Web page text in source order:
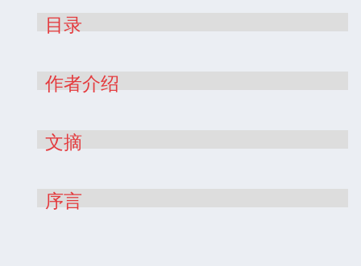
目录
作者介绍
文摘
序言